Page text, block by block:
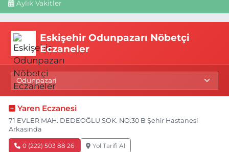
Aylık Vakitler
Eskişehir Odunpazarı Nöbetçi
Eczaneler
Yaren Eczanesi
71 EVLER MAH. DEDEOĞLU SOK. NO:30 B Şehir Hastanesi
Arkasında
0 (222) 503 88 26 Yol Tarifi Al